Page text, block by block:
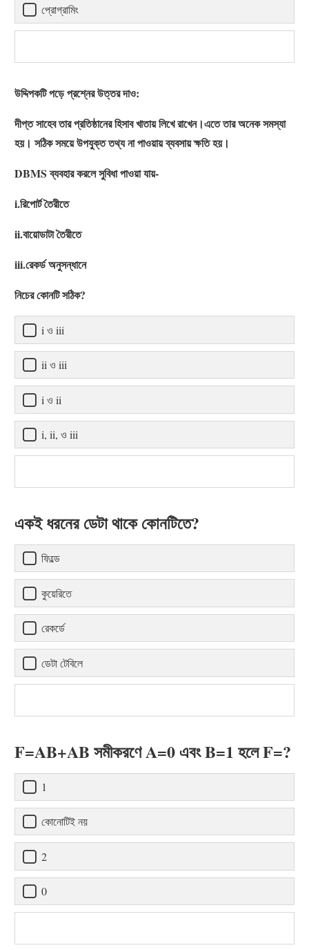
প্রোগ্রামিং
উদ্দিপকটি পড়ে প্রশ্নের উত্তর দাও:
দীপ্ত সাহেব তার প্রতিষ্ঠানের হিসাব খাতায় লিখে রাখেন।এতে তার অনেক সমস্যা
হয়। সঠিক সময়ে উপযুক্ত তথ্য না পাওয়ায় ব্যবসায় ক্ষতি হয়।
DBMS ব্যবহার করলে সুবিধা পাওয়া যায়-
i.রিপোর্ট তৈরীতে
ii.বায়োডাটা তৈরীতে
iii.রেকর্ড অনুসন্ধানে
নিচের কোনটি সঠিক?
i ও iii
ii ও iii
i ও ii
i, ii, ও iii
একই ধরনের ডেটা থাকে কোনটিতে?
ফিল্ডে
কুয়েরিতে
রেকর্ডে
ডেটা টেবিলে
F=AB+AB সমীকরণে A=0 এবং B=1 হলে F=?
1
কোনোটিই নয়
2
0